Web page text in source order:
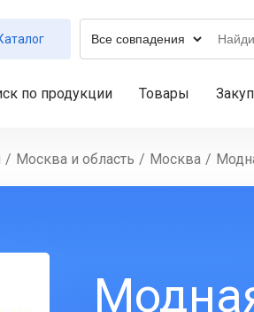
по продукции Товары
/ Москва и область / Москва /